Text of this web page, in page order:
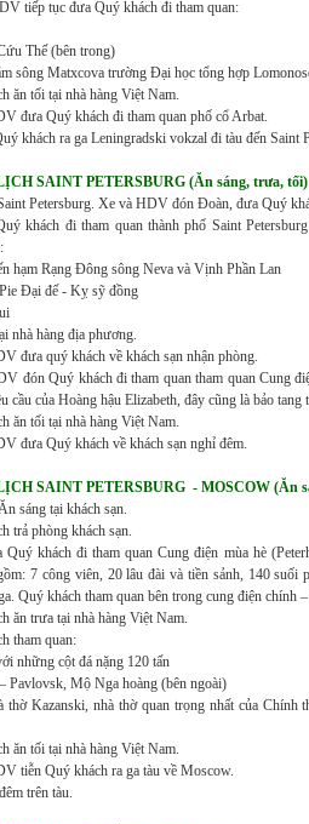
tiếp tục đưa Quý khách đi tham quan:
Thế (bên trong)
sông Matxcova trường Đại học tổng hợp
ăn tối tại nhà hàng Việt Nam.
đưa Quý khách đi tham quan phố cổ Arbat.
khách ra ga Leningradski vokzal đi tàu đến Saint
SAINT PETERSBURG (Ăn sáng, trưa, tối)
Petersburg. Xe và HDV đón Đoàn, đưa Quý
khách đi tham quan thành phố Saint
hạm Rạng Đông sông Neva và Vịnh Phần Lan
Đại đế - Kỵ sỹ đồng
nhà hàng địa phương.
đưa quý khách về khách sạn nhận phòng.
đón Quý khách đi tham quan tham quan Cung
cầu của Hoàng hậu Elizabeth, đây cũng là bảo
ăn tối tại nhà hàng Việt Nam.
đưa Quý khách về khách sạn nghỉ đêm.
SAINT PETERSBURG - MOSCOW (Ăn
sáng tại khách sạn.
trả phòng khách sạn.
khách đi tham quan Cung điện mùa hè
7 công viên, 20 lâu đài và tiền sảnh, 140
Quý khách tham quan bên trong cung điện chính
ăn trưa tại nhà hàng Việt Nam.
tham quan:
những cột đá nặng 120 tấn
Pavlovsk, Mộ Nga hoàng (bên ngoài)
thờ Kazanski, nhà thờ quan trọng nhất của
ăn tối tại nhà hàng Việt Nam.
tiễn Quý khách ra ga tàu về Moscow.
trên tàu.